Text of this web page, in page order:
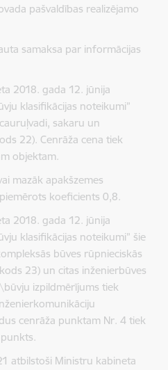
pašvaldības realizējamo
samaksa par informācijas
2018. gada 12. jūnija
klasifikācijas noteikumi”
sakaru un
22). Cenrāža cena tiek
objektam.
mazāk apakšzemes
koeficients 0,8.
2018. gada 12. jūnija
klasifikācijas noteikumi” šie
būves rūpnieciskās
23) un citas inženierbūves
izpildmērījums tiek
cenrāža punktam Nr. 4 tiek
atbilstoši Ministru kabineta